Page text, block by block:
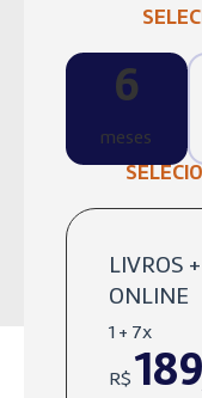
6
meses
LIVROS
ONLINE
1 + 7x
R$